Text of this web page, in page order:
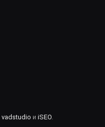
vadstudio и iSEO